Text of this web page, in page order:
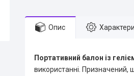
Опис
Портативний балон із
використанні. Призначений,